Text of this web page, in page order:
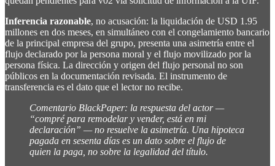
Inferencia razonable, no acusación: la liquidación de USD 1.95
millones en dos meses, en simultáneo con el congelamiento bancario
de la principal empresa del grupo, presenta una asimetría entre el
flujo declarado por la persona moral y el flujo movilizado por la
persona física. La dirección y origen del flujo personal no son
públicos en la documentación revisada. El instrumento de
transferencia es el dato que el lector no recibe.
Comentario BlackPaper: la respuesta del actor —
“compré para remodelar y vender, está en mi
declaración” — no resuelve la asimetría. Una hipoteca
pagada en sesenta días es un dato sobre el flujo de
quien la paga, no sobre la legalidad del título.